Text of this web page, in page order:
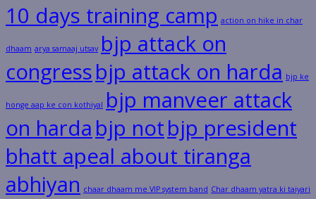
10 days training camp action on hike in char
dhaam arya samaaj utsav bjp attack on
congressbjp attack on harda bjp ke
honge aap ke con kothiyal bjp manveer attack
on harda bjp notbjp president
bhatt apeal about tiranga
abhiyan chaar dhaam me VIP system band Char dhaam yatra ki taiyari